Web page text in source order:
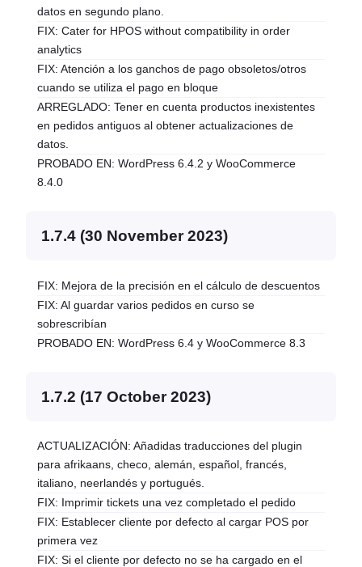
datos en segundo plano.
FIX: Cater for HPOS without compatibility in order
analytics
FIX: Atención a los ganchos de pago obsoletos/otros
cuando se utiliza el pago en bloque
ARREGLADO: Tener en cuenta productos inexistentes
en pedidos antiguos al obtener actualizaciones de
datos.
PROBADO EN: WordPress 6.4.2 y WooCommerce
8.4.0
1.7.4 (30 November 2023)
FIX: Mejora de la precisión en el cálculo de descuentos
FIX: Al guardar varios pedidos en curso se
sobrescribían
PROBADO EN: WordPress 6.4 y WooCommerce 8.3
1.7.2 (17 October 2023)
ACTUALIZACIÓN: Añadidas traducciones del plugin
para afrikaans, checo, alemán, español, francés,
italiano, neerlandés y portugués.
FIX: Imprimir tickets una vez completado el pedido
FIX: Establecer cliente por defecto al cargar POS por
primera vez
FIX: Si el cliente por defecto no se ha cargado en el